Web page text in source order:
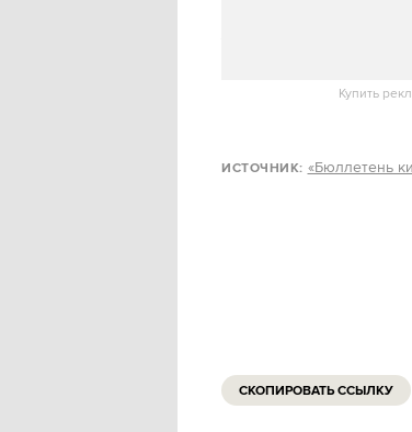
Купить
Мировая премьера
часть культового
ИСТОЧНИК: «Бюллетень
СКОПИРОВАТЬ ССЫЛКУ